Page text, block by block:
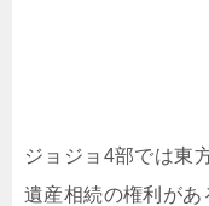
ジョジョ4部では東
遺産相続の権利が